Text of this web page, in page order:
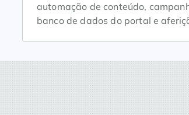
automação de conteúdo,
banco de dados do portal e